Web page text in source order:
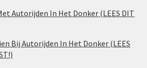
Autorijden In Het Donker (LEES DIT
Bij Autorijden In Het Donker (LEES